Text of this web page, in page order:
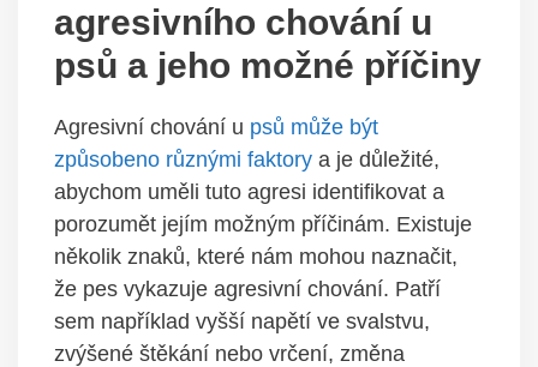
agresivního chování u
psů a jeho možné příčiny
Agresivní ​chování u psů může být⁤
způsobeno různými faktory ⁢a je důležité,
abychom uměli tuto agresi identifikovat a
porozumět jejím možným příčinám. Existuje
několik znaků, které nám mohou naznačit,
že pes vykazuje agresivní chování. Patří
‍sem například vyšší napětí​ ve svalstvu,
zvýšené štěkání ⁣nebo vrčení, změna